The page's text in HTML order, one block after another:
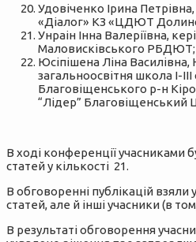
Удовіченко Ірина
«Діалог» КЗ «ЦДЮТ
Унраін Інна Валеріївна,
Маловисківського РБДЮТ;
Юсіпішена Ліна
загальноосвітня школа І-
Благовіщенського р-н
“Лідер”
В ході конференції учасниками
статей у кількості 21.
В обговоренні публікацій
статей, але й інші учасники (в
В результаті обговорення